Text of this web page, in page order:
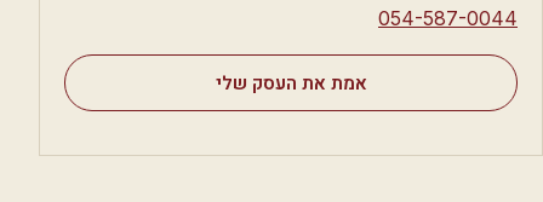
⁦054-587-0044⁩
אמת את העסק שלי